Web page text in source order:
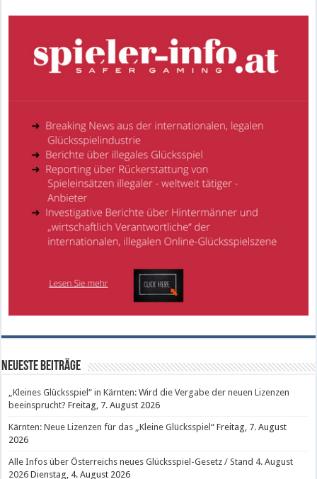
Neueste Beiträge
„Kleines Glücksspiel“ in Kärnten: Wird die Vergabe der neuen Lizenzen
beeinsprucht? Freitag, 7. August 2026
Kärnten: Neue Lizenzen für das „Kleine Glücksspiel“ Freitag, 7. August
2026
Alle Infos über Österreichs neues Glücksspiel-Gesetz / Stand 4. August
2026 Dienstag, 4. August 2026